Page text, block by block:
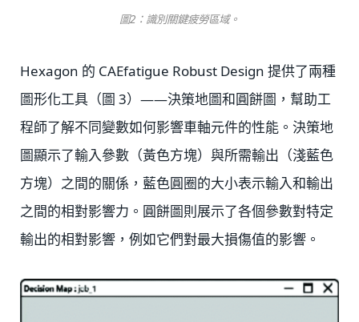
圖2：識別關鍵疲勞區域。
Hexagon 的 CAEfatigue Robust Design 提供了兩種
圖形化工具（圖 3）——決策地圖和圓餅圖，幫助工
程師了解不同變數如何影響車軸元件的性能。決策地
圖顯示了輸入參數（黃色方塊）與所需輸出（淺藍色
方塊）之間的關係，藍色圓圈的大小表示輸入和輸出
之間的相對影響力。圓餅圖則展示了各個參數對特定
輸出的相對影響，例如它們對最大損傷值的影響。